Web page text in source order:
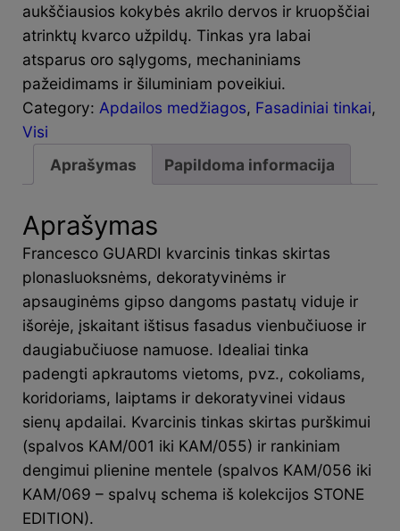
aukščiausios kokybės akrilo dervos ir kruopščiai
atrinktų kvarco užpildų. Tinkas yra labai
atsparus oro sąlygoms, mechaniniams
pažeidimams ir šiluminiam poveikiui.
Category: Apdailos medžiagos, Fasadiniai tinkai
Visi
Aprašymas
Papildoma informacija
Aprašymas
Francesco GUARDI kvarcinis tinkas skirtas
plonasluoksnėms, dekoratyvinėms ir
apsauginėms gipso dangoms pastatų viduje ir
išorėje, įskaitant ištisus fasadus vienbučiuose ir
daugiabučiuose namuose. Idealiai tinka
padengti apkrautoms vietoms, pvz., cokoliams,
koridoriams, laiptams ir dekoratyvinei vidaus
sienų apdailai. Kvarcinis tinkas skirtas purškimui
(spalvos KAM/001 iki KAM/055) ir rankiniam
dengimui plienine mentele (spalvos KAM/056 iki
KAM/069 – spalvų schema iš kolekcijos STONE
EDITION).